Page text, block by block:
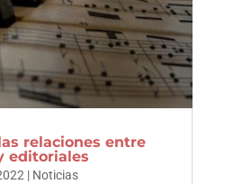
relaciones entre
editoriales
| Noticias